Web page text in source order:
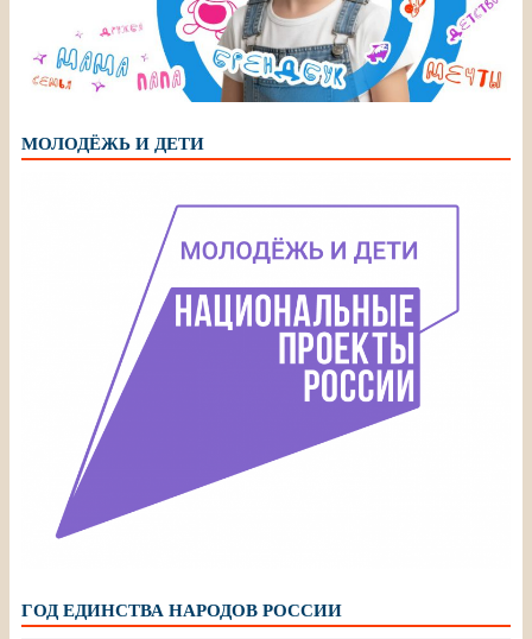
МОЛОДЁЖЬ И ДЕТИ
ГОД ЕДИНСТВА НАРОДОВ РОССИИ